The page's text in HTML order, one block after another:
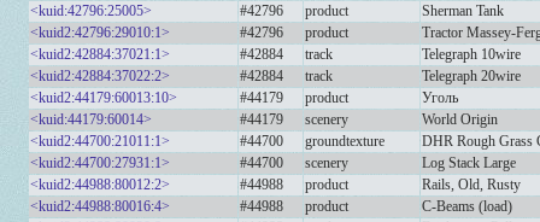
<kuid:42796:25005>
#42796 product
Sherman Tank
<kuid2:42796:29010:1>
#42796 product
Tractor Massey-
<kuid2:42884:37021:1>
#42884 track
Telegraph 10wire
<kuid2:42884:37022:2>
#42884 track
Telegraph 20wire
<kuid2:44179:60013:10>
#44179 product
Уголь
<kuid:44179:60014>
#44179 scenery
World Origin
<kuid2:44700:21011:1>
#44700 groundtexture
DHR Rough Grass
<kuid2:44700:27931:1>
#44700 scenery
Log Stack Large
<kuid2:44988:80012:2>
#44988 product
Rails, Old, Rusty
<kuid2:44988:80016:4>
#44988 product
C-Beams (load)